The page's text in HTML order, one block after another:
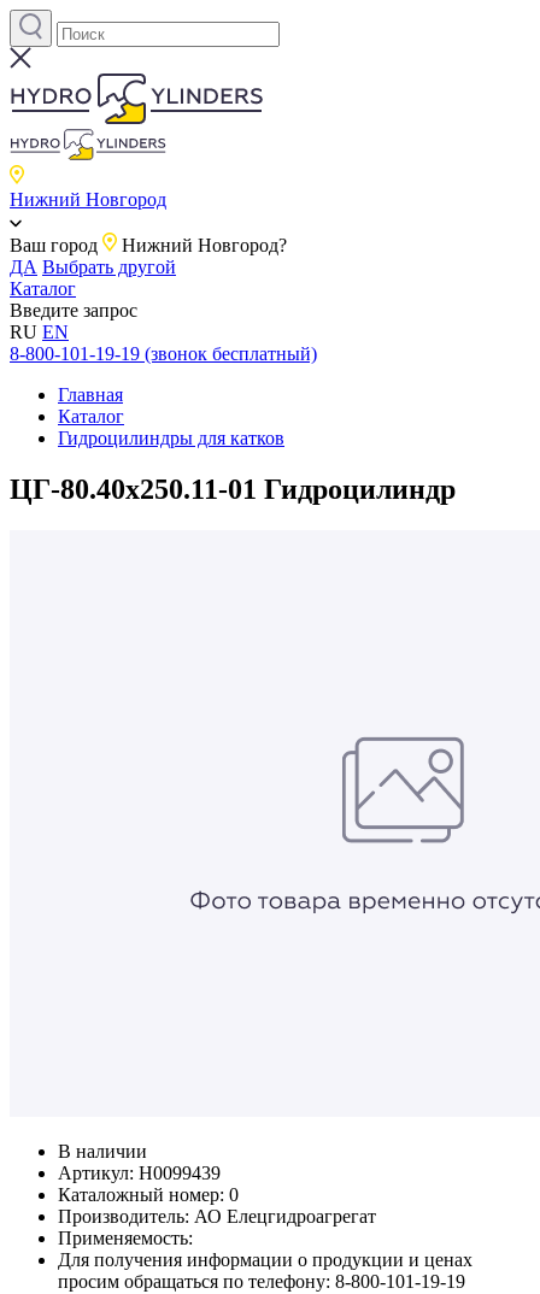
Нижний Новгород
Ваш город
Нижний Новгород?
ДА Выбрать другой
Каталог
Введите запрос
RU EN
8-800-101-19-19 (звонок бесплатный)
Главная
Каталог
Гидроцилиндры для катков
ЦГ-80.40х250.11-01 Гидроцилиндр
В наличии
Артикул: Н0099439
Каталожный номер: 0
Производитель: АО Елецгидроагрегат
Применяемость:
Для получения информации о продукции и ценах
просим обращаться по телефону: 8-800-101-19-19